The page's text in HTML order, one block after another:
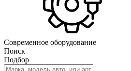
Современное оборудование
Поиск
Подбор